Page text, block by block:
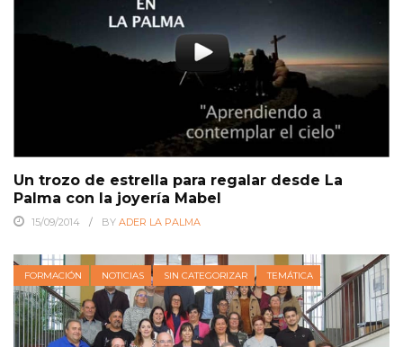
Un trozo de estrella para regalar desde La
Palma con la joyería Mabel
15/09/2014 BY ADER LA PALMA
FORMACIÓN NOTICIAS SIN CATEGORIZAR TEMÁTICA